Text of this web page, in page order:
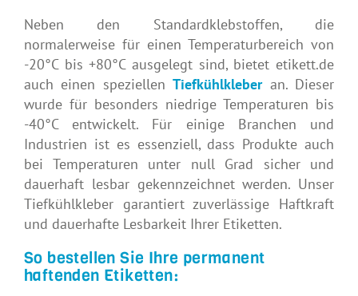
Neben den Standardklebstoffen, die
normalerweise für einen Temperaturbereich von
-20°C bis +80°C ausgelegt sind, bietet etikett.de
auch einen speziellenTiefkühlkleberan. Dieser
wurde für besonders niedrige Temperaturen bis
-40°C entwickelt. Für einige Branchen und
Industrien ist es essenziell, dass Produkte auch
bei Temperaturen unter null Grad sicher und
dauerhaft lesbar gekennzeichnet werden. Unser
Tiefkühlkleber garantiert zuverlässige Haftkraft
und dauerhafte Lesbarkeit Ihrer Etiketten.
So bestellen Sie Ihre permanent
haftenden Etiketten: